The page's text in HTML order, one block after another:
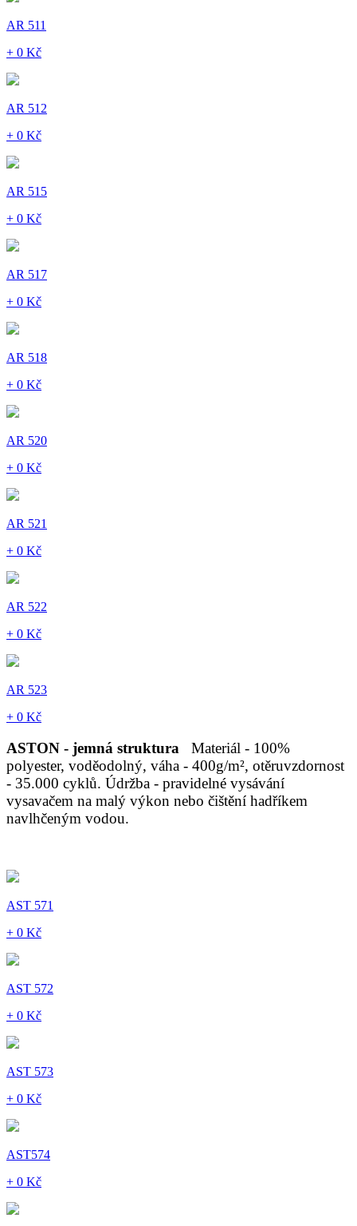
AR 511
+ 0 Kč
AR 512
+ 0 Kč
AR 515
+ 0 Kč
AR 517
+ 0 Kč
AR 518
+ 0 Kč
AR 520
+ 0 Kč
AR 521
+ 0 Kč
AR 522
+ 0 Kč
AR 523
+ 0 Kč
ASTON - jemná struktura
Materiál - 100%
polyester, voděodolný, váha - 400g/m², otěruvzdornost
- 35.000 cyklů. Údržba - pravidelné vysávání
vysavačem na malý výkon nebo čištění hadříkem
navlhčeným vodou.
AST 571
+ 0 Kč
AST 572
+ 0 Kč
AST 573
+ 0 Kč
AST574
+ 0 Kč